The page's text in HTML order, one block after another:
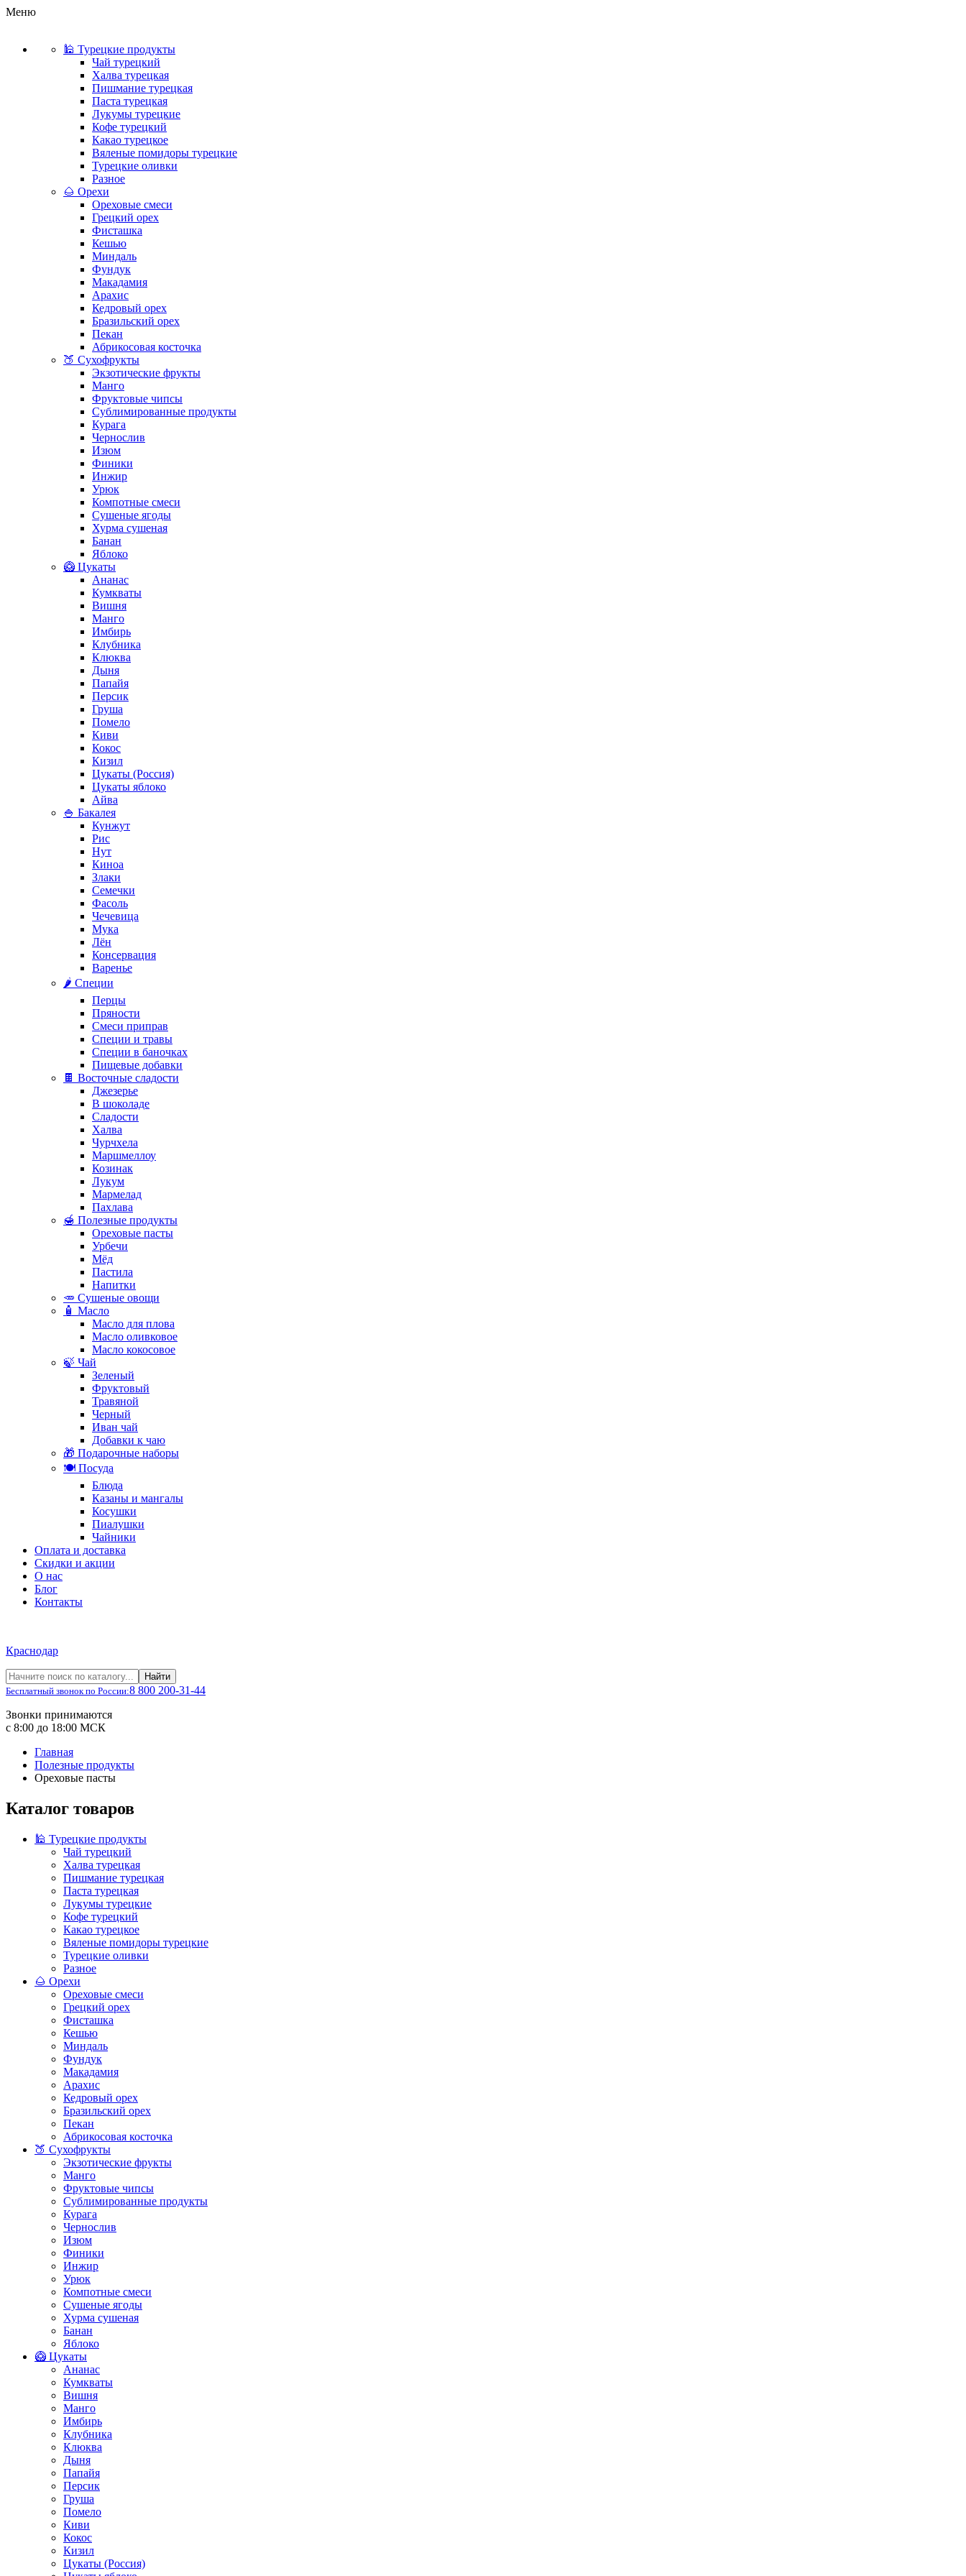
Меню
🕌 Турецкие продукты
Чай турецкий
Халва турецкая
Пишмание турецкая
Паста турецкая
Лукумы турецкие
Кофе турецкий
Какао турецкое
Вяленые помидоры турецкие
Турецкие оливки
Разное
🌰 Орехи
Ореховые смеси
Грецкий орех
Фисташка
Кешью
Миндаль
Фундук
Макадамия
Арахис
Кедровый орех
Бразильский орех
Пекан
Абрикосовая косточка
🍑 Сухофрукты
Экзотические фрукты
Манго
Фруктовые чипсы
Сублимированные продукты
Курага
Чернослив
Изюм
Финики
Инжир
Урюк
Компотные смеси
Сушеные ягоды
Хурма сушеная
Банан
Яблоко
🥝 Цукаты
Ананас
Кумкваты
Вишня
Манго
Имбирь
Клубника
Клюква
Дыня
Папайя
Персик
Груша
Помело
Киви
Кокос
Кизил
Цукаты (Россия)
Цукаты яблоко
Айва
🍚 Бакалея
Кунжут
Рис
Нут
Киноа
Злаки
Семечки
Фасоль
Чечевица
Мука
Лён
Консервация
Варенье
🌶️ Специи
Перцы
Пряности
Смеси приправ
Специи и травы
Специи в баночках
Пищевые добавки
🍫 Восточные сладости
Джезерье
В шоколаде
Сладости
Халва
Чурчхела
Маршмеллоу
Козинак
Лукум
Мармелад
Пахлава
🍯 Полезные продукты
Ореховые пасты
Урбечи
Мёд
Пастила
Напитки
🥕 Сушеные овощи
🧴 Масло
Масло для плова
Масло оливковое
Масло кокосовое
🍃 Чай
Зеленый
Фруктовый
Травяной
Черный
Иван чай
Добавки к чаю
🎁 Подарочные наборы
🍽️ Посуда
Блюда
Казаны и мангалы
Косушки
Пиалушки
Чайники
Оплата и доставка
Скидки и акции
О нас
Блог
Контакты
Краснодар
Найти
Бесплатный звонок по России:8 800 200-31-44
Звонки принимаются
с 8:00 до 18:00 МСК
Главная
Полезные продукты
Ореховые пасты
Каталог товаров
🕌 Турецкие продукты
Чай турецкий
Халва турецкая
Пишмание турецкая
Паста турецкая
Лукумы турецкие
Кофе турецкий
Какао турецкое
Вяленые помидоры турецкие
Турецкие оливки
Разное
🌰 Орехи
Ореховые смеси
Грецкий орех
Фисташка
Кешью
Миндаль
Фундук
Макадамия
Арахис
Кедровый орех
Бразильский орех
Пекан
Абрикосовая косточка
🍑 Сухофрукты
Экзотические фрукты
Манго
Фруктовые чипсы
Сублимированные продукты
Курага
Чернослив
Изюм
Финики
Инжир
Урюк
Компотные смеси
Сушеные ягоды
Хурма сушеная
Банан
Яблоко
🥝 Цукаты
Ананас
Кумкваты
Вишня
Манго
Имбирь
Клубника
Клюква
Дыня
Папайя
Персик
Груша
Помело
Киви
Кокос
Кизил
Цукаты (Россия)